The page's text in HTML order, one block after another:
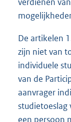
verdienen
De artikelen
zijn niet van
individuele
van de
aanvrager
studietoeslag
een persoon